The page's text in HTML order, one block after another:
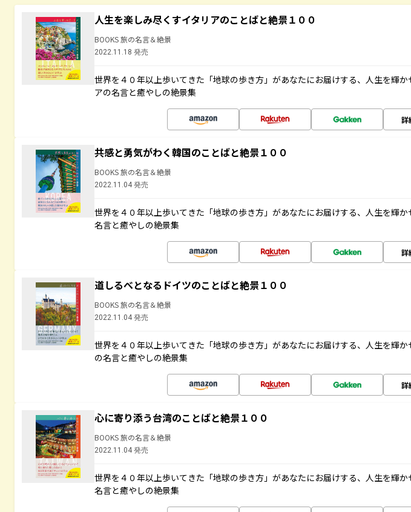
人生を楽しみ尽くすイタリアのことばと絶景１００
BOOKS 旅の名言＆絶景
2022.11.18 発売
世界を４０年以上歩いてきた「地球の歩き方」があなたにお届けする、人生を輝か
アの名言と癒やしの絶景集
詳
共感と勇気がわく韓国のことばと絶景１００
BOOKS 旅の名言＆絶景
2022.11.04 発売
世界を４０年以上歩いてきた「地球の歩き方」があなたにお届けする、人生を輝か
名言と癒やしの絶景集
詳
道しるべとなるドイツのことばと絶景１００
BOOKS 旅の名言＆絶景
2022.11.04 発売
世界を４０年以上歩いてきた「地球の歩き方」があなたにお届けする、人生を輝か
の名言と癒やしの絶景集
詳
心に寄り添う台湾のことばと絶景１００
BOOKS 旅の名言＆絶景
2022.11.04 発売
世界を４０年以上歩いてきた「地球の歩き方」があなたにお届けする、人生を輝か
名言と癒やしの絶景集